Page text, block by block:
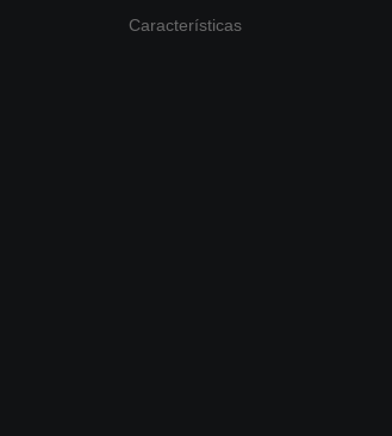
Características